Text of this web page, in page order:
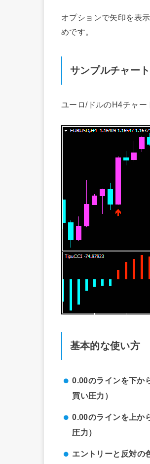
オプションで矢印を表
めです。
サンプルチャー
ユーロ/ドルのH4チャー
基本的な使い方
0.00のラインを下か
買い圧力）
0.00のラインを上か
圧力）
エントリーと反対の